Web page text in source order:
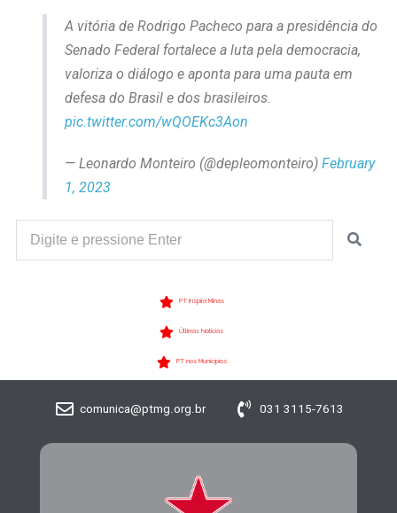
A vitória de Rodrigo Pacheco para a presidência do
Senado Federal fortalece a luta pela democracia,
valoriza o diálogo e aponta para uma pauta em
defesa do Brasil e dos brasileiros.
pic.twitter.com/wQOEKc3Aon
— Leonardo Monteiro (@depleomonteiro) February
1, 2023
PT Inspira Minas
Últimas Notícias
PT nos Municípios
comunica@ptmg.org.br 031 3115-7613